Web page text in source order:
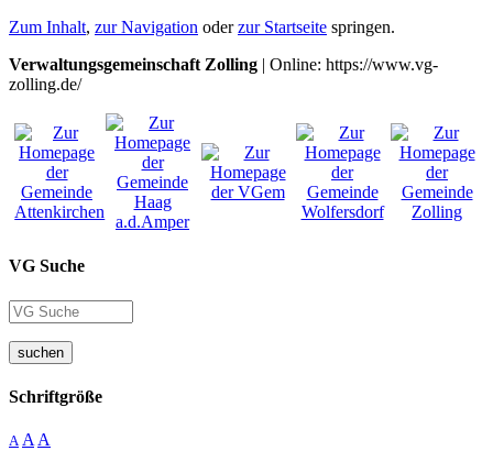
Zum Inhalt, zur Navigation oderzur Startseite springen.
Verwaltungsgemeinschaft Zolling | Online: https://www.vg-
zolling.de/
VG Suche
suchen
Schriftgröße
A A A